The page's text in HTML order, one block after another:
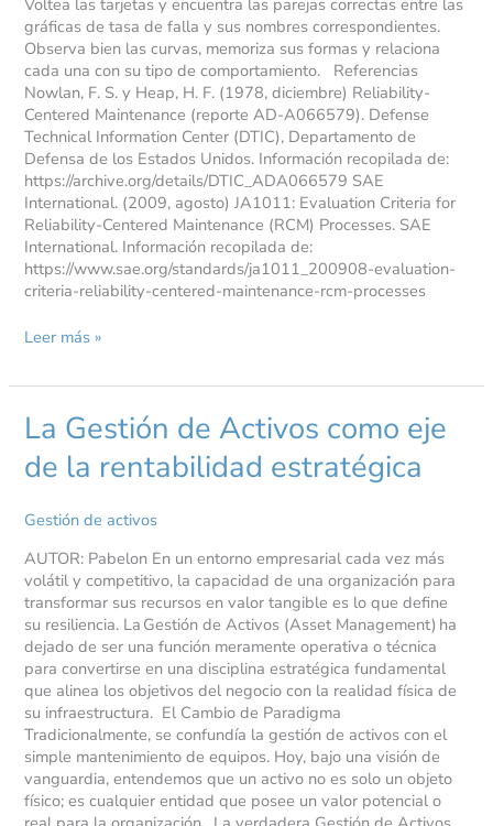
Voltea las tarjetas y encuentra las parejas correctas entre las
gráficas de tasa de falla y sus nombres correspondientes.
Observa bien las curvas, memoriza sus formas y relaciona
cada una con su tipo de comportamiento. Referencias
Nowlan, F. S. y Heap, H. F. (1978, diciembre) Reliability-
Centered Maintenance (reporte AD-A066579). Defense
Technical Information Center (DTIC), Departamento de
Defensa de los Estados Unidos. Información recopilada de:
https://archive.org/details/DTIC_ADA066579 SAE
International. (2009, agosto) JA1011: Evaluation Criteria for
Reliability-Centered Maintenance (RCM) Processes. SAE
International. Información recopilada de:
https://www.sae.org/standards/ja1011_200908-evaluation-
criteria-reliability-centered-maintenance-rcm-processes
Leer más »
La Gestión de Activos como eje
de la rentabilidad estratégica
Gestión de activos
AUTOR: Pabelon En un entorno empresarial cada vez más
volátil y competitivo, la capacidad de una organización para
transformar sus recursos en valor tangible es lo que define
su resiliencia. La Gestión de Activos (Asset Management) ha
dejado de ser una función meramente operativa o técnica
para convertirse en una disciplina estratégica fundamental
que alinea los objetivos del negocio con la realidad física de
su infraestructura. El Cambio de Paradigma
Tradicionalmente, se confundía la gestión de activos con el
simple mantenimiento de equipos. Hoy, bajo una visión de
vanguardia, entendemos que un activo no es solo un objeto
físico; es cualquier entidad que posee un valor potencial o
La
Gestión
de
como
eje
de
la
rentabilidad
estratégica